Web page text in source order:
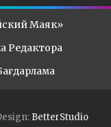
Маяк»
Редактора
BetterStudio